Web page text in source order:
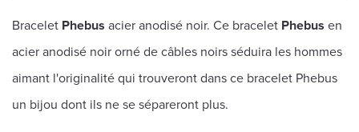
Bracelet Phebus acier anodisé noir. Ce bracelet Phebus en
acier anodisé noir orné de câbles noirs séduira les hommes
aimant l'originalité qui trouveront dans ce bracelet Phebus
un bijou dont ils ne se sépareront plus.